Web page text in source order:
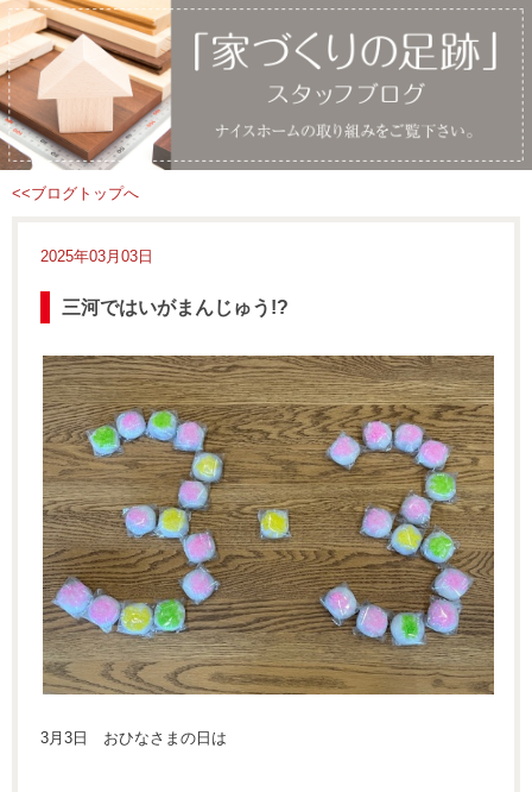
<<ブログトップへ
2025年03月03日
三河ではいがまんじゅう!?
3月3日 おひなさまの日は